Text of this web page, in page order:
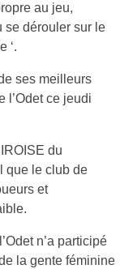
au jeu,
se dérouler sur le
‘.
ses meilleurs
l’Odet ce jeudi
du
que le club de
et
n’a participé
la gente féminine